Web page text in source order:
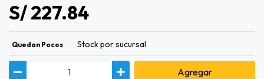
S/ 227.84
Quedan Pocos Stock por sucursal
Agregar